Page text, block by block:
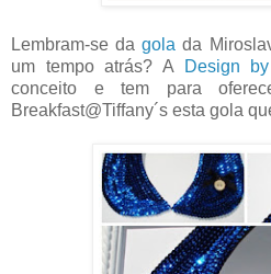
Lembram-se dagola da
um tempo atrás? A
Design
conceito e tem para
Breakfast@Tiffany´s esta gola